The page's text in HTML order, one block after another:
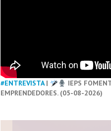
#ENTREVISTA|
IEPS
EMPRENDEDORES. (05-08-2026)